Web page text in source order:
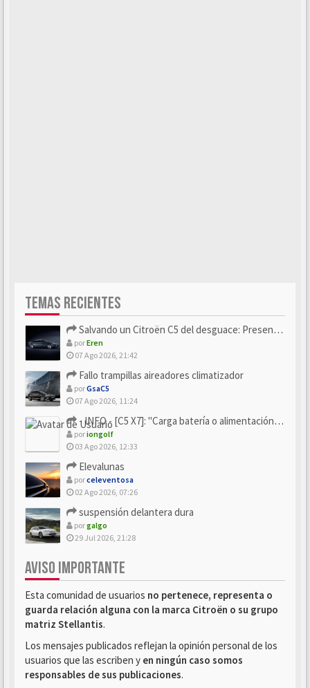
TEMAS RECIENTES
Salvando un Citroën C5 del desguace: Presentación y seguimiento
porEren
07 Ago 2026, 21:42
Fallo trampillas aireadores climatizador
porGsaC5
07 Ago 2026, 11:24
- INFO - [C5 X7]: "Carga batería o alimentación eléctri...
poriongolf
03 Ago 2026, 12:33
Elevalunas
porceleventosa
02 Ago 2026, 07:26
suspensión delantera dura
porgalgo
29 Jul 2026, 21:28
AVISO IMPORTANTE
Esta comunidad de usuarios no pertenece, representa o
guarda relación alguna con la marca Citroën o su grupo
matriz Stellantis.
Los mensajes publicados reflejan la opinión personal de los
usuarios que las escriben y en ningún caso somos
responsables de sus publicaciones.